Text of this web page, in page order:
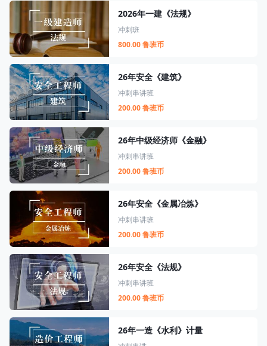
2026年一建《法规》
冲刺班
800.00 鲁班币
26年安全《建筑》
冲刺串讲班
200.00 鲁班币
26年中级经济师《金融》
冲刺串讲班
200.00 鲁班币
26年安全《金属冶炼》
冲刺串讲班
200.00 鲁班币
26年安全《法规》
冲刺串讲班
200.00 鲁班币
26年一造《水利》计量